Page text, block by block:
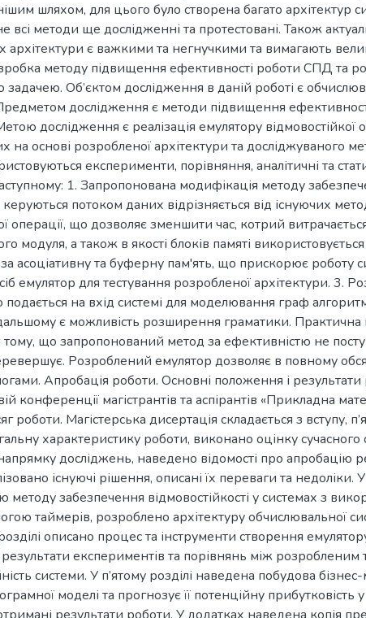
шляхом, для цього було створена багато архітектур
всі методи ще дослідженні та протестовані. Також
архітектури є важкими та негнучкими та вимагають
методу підвищення ефективності роботи СПД та
задачею. Об’єктом дослідження в даній роботі є
дослідження є методи підвищення
дослідження є реалізація емулятору відмовостійкої
основі розробленої архітектури та досліджуваного
експерименти, порівняння, аналітичні та
1. Запропонована модифікація методу
потоком даних відрізняється від існуючих
операції, що дозволяє зменшити час, котрий
модуля, а також в якості блоків памяті
асоціативну та буферну пам'ять, що прискорює роботу
емулятор для тестування розробленої архітектури. 3.
на вхід системі для моделювання граф
є можливість розширення граматики. Практична
тому, що запропонований метод за ефективністю не
Розроблений емулятор дозволяє в повному
Апробація роботи. Основні положення і результати
конференції магістрантів та аспірантів «Прикладна
Магістерська дисертація складається з вступу,
характеристику роботи, виконано оцінку
досліджень, наведено відомості про апробацію
існуючі рішення, описані їх переваги та недоліки.
забезпечення відмовостійкості у системах з
таймерів, розроблено архітектуру обчислювальної
описано процес та інструменти створення
експериментів та порівнянь між розробленим
системи. У п’ятому розділі наведена побудова
моделі та прогнозує її потенційну